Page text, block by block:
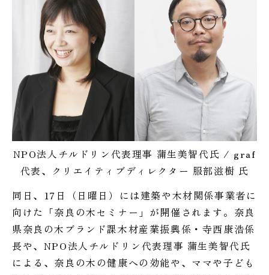
NPO法人チルドリン代表理事 蒲生美智代氏 / graf
代表、クリエイティブディレクター 服部滋樹 氏
同日、17日（日曜日）には建築や木材関係事業者に
向けた「奈良の木セミナー」が開催されます。奈良
県奈良の木ブランド課木材産業振興係・寺西康浩係
長や、NPO法人チルドリン代表理事 蒲生美智代氏
による、奈良の木の健康への効能や、ママや子ども